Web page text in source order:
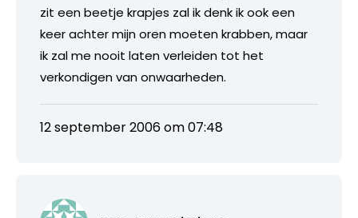
zit een beetje krapjes zal ik denk ik ook een
keer achter mijn oren moeten krabben, maar
ik zal me nooit laten verleiden tot het
verkondigen van onwaarheden.
12 september 2006 om 07:48